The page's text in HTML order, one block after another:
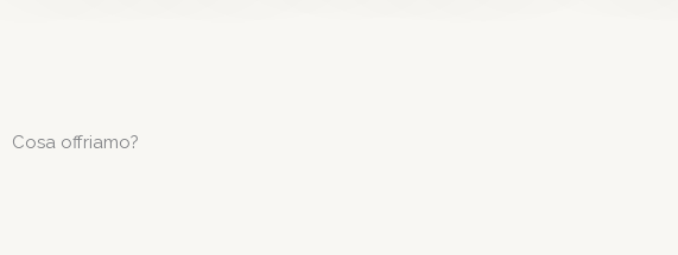
Cosa offriamo?